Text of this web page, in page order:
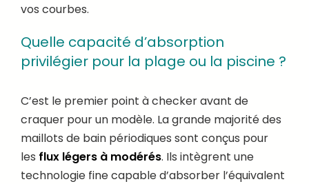
vos courbes.
Quelle capacité d’absorption
privilégier pour la plage ou la piscine ?
C’est le premier point à checker avant de
craquer pour un modèle. La grande majorité des
maillots de bain périodiques sont conçus pour
les flux légers à modérés. Ils intègrent une
technologie fine capable d’absorber l’équivalent